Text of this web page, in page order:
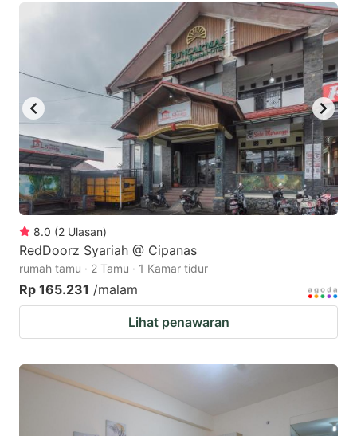
8.0 (2 Ulasan)
RedDoorz Syariah @ Cipanas
rumah tamu · 2 Tamu · 1 Kamar tidur
Rp 165.231 /malam
Lihat penawaran